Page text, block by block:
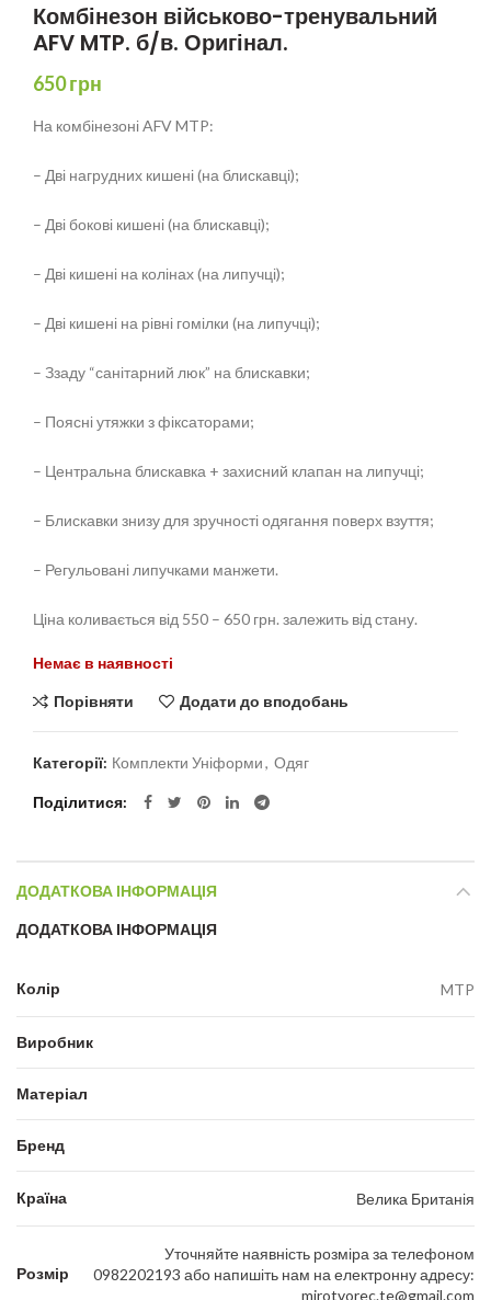
Комбінезон військово-тренувальний
AFV MTP. б/в. Оригінал.
650грн
На комбінезоні AFV MTP:
– Дві нагрудних кишені (на блискавці);
– Дві бокові кишені (на блискавці);
– Дві кишені на колінах (на липучці);
– Дві кишені на рівні гомілки (на липучці);
– Ззаду “санітарний люк” на блискавки;
– Поясні утяжки з фіксаторами;
– Центральна блискавка + захисний клапан на липучці;
– Блискавки знизу для зручності одягання поверх взуття;
– Регульовані липучками манжети.
Ціна коливається від 550 – 650 грн. залежить від стану.
Немає в наявності
Порівняти Додати до вподобань
Категорії: Комплекти Уніформи, Одяг
Поділитися
ДОДАТКОВА ІНФОРМАЦІЯ
ДОДАТКОВА ІНФОРМАЦІЯ
Колір MTP
Виробник
Матеріал
Бренд
Країна Велика Британія
Розмір
Уточняйте наявність розміра за телефоном
0982202193 або напишіть нам на електронну адресу:
mirotvorec.te@gmail.com